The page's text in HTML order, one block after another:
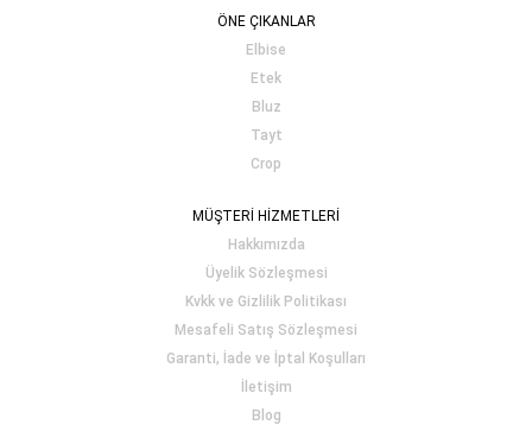
ÖNE ÇIKANLAR
Elbise
Etek
Bluz
Tayt
Crop
MÜŞTERİ HİZMETLERİ
Hakkımızda
Üyelik Sözleşmesi
Kvkk ve Gizlilik Politikası
Mesafeli Satış Sözleşmesi
Garanti, İade ve İptal Koşulları
İletişim
Blog